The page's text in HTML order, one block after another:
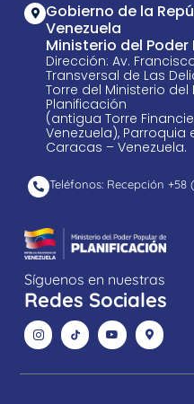
Gobierno de la
Venezuela
Ministerio del
Dirección: Av.
Transversal de Las
Torre del Ministerio
Planificación
(antigua Torre
Venezuela), Parroquia
Caracas – Venezuela.
Teléfonos: Recepción +58
Síguenos en nuestras
Redes Sociales